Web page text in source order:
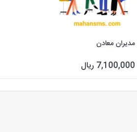
مدیران معادن
7,100,000 ریال